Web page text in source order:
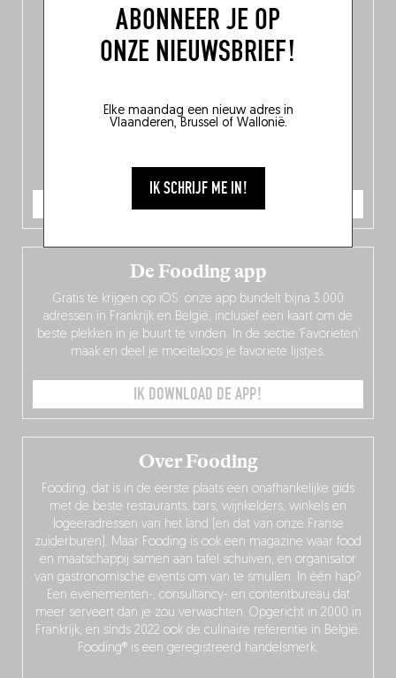
ABONNEER JE OP
ONZE NIEUWSBRIEF!
Elke maandag een nieuw adres in
Vlaanderen, Brussel of Wallonië.
IK SCHRIJF ME IN!
IK BESTEL
Over Fooding
Fooding, dat is in de eerste plaats een onafhankelijke gids
met de beste restaurants, bars, wijnkelders, winkels en
logeeradressen van het land (en dat van onze Franse
zuiderburen). Maar Fooding is ook een magazine waar food
en maatschappij samen aan tafel schuiven, en organisator
van gastronomische events om van te smullen. In één hap?
Een evenementen-, consultancy- en contentbureau dat
meer serveert dan je zou verwachten. Opgericht in 2000 in
Frankrijk, en sinds 2022 ook de culinaire referentie in België.
Fooding® is een geregistreerd handelsmerk.
De Fooding app
Gratis te krijgen op iOS: onze app bundelt bijna 3.000
adressen in Frankrijk en België, inclusief een kaart om de
beste plekken in je buurt te vinden. In de sectie ‘Favorieten’
maak en deel je moeiteloos je favoriete lijstjes.
IK DOWNLOAD DE APP!